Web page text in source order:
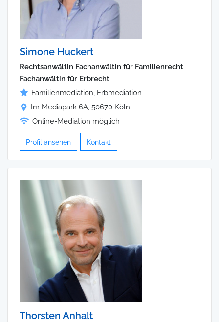
Simone Huckert
Rechtsanwältin Fachanwältin für Familienrecht
Fachanwältin für Erbrecht
Familienmediation, Erbmediation
Im Mediapark 6A, 50670 Köln
Online-Mediation möglich
Profil ansehen Kontakt
Thorsten Anhalt